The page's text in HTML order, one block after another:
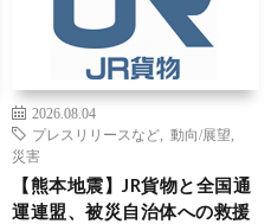
2026.08.04
プレスリリースなど
動向/展望
災害
【熊本地震】JR貨物と全国通
運連盟、被災自治体への救援